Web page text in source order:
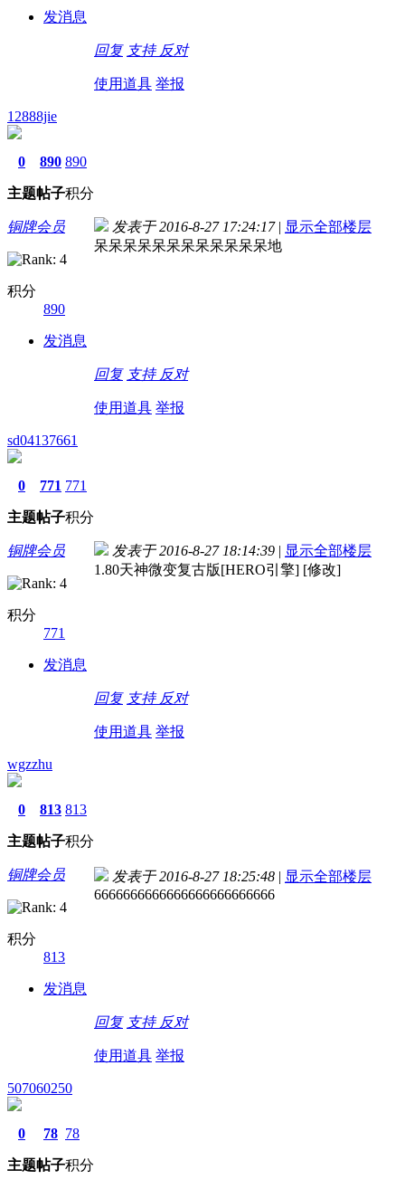
发消息
回复 支持 反对
使用道具 举报
12888jie
0
主题
890
帖子
890
积分
铜牌会员
积分
890
发消息
发表于 2016-8-27 17:24:17 | 显示全部楼层
呆呆呆呆呆呆呆呆呆呆呆呆地
回复 支持 反对
使用道具 举报
sd04137661
0
主题
771
帖子
771
积分
铜牌会员
积分
771
发消息
发表于 2016-8-27 18:14:39 | 显示全部楼层
1.80天神微变复古版[HERO引擎] [修改]
回复 支持 反对
使用道具 举报
wgzzhu
0
主题
813
帖子
813
积分
铜牌会员
积分
813
发消息
发表于 2016-8-27 18:25:48 | 显示全部楼层
6666666666666666666666666
回复 支持 反对
使用道具 举报
507060250
0
主题
78
帖子
78
积分